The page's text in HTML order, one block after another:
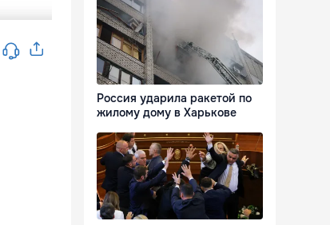
Россия ударила ракетой по
жилому дому в Харькове